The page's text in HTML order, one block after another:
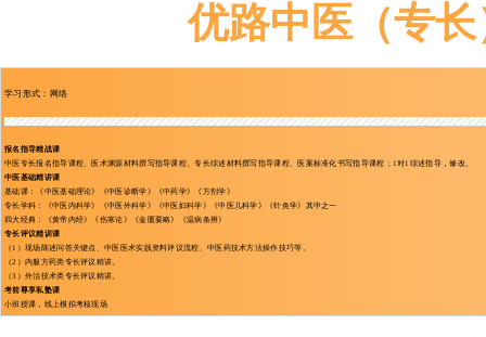
优路中医（专
学习形式：网络
报名指导精战课
中医专长报名指导课程、医术渊源材料撰写指导课程、专长综述材料撰写指导课程、医案标准化书写指导课程；1对1综述指导，修改。
中医基础精讲课
基础课：《中医基础理论》《中医诊断学》《中药学》《方剂学》
专长学科：《中医内科学》《中医外科学》《中医妇科学》《中医儿科学》《针灸学》其中之一
四大经典：《黄帝内经》《伤寒论》《金匮要略》《温病条辨》
专长评议精训课
（1）现场陈述问答关键点、中医医术实践资料评议流程、中医药技术方法操作技巧等。
（2）内服方药类专长评议精讲。
（3）外治技术类专长评议精讲。
考前尊享私塾课
小班授课，线上模拟考核现场